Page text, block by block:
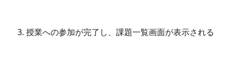
授業への参加が完了し、課題一覧画面が表示される